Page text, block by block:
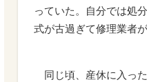
っていた。自分では処
式が古過ぎて修理業者
同じ頃、産休に入っ